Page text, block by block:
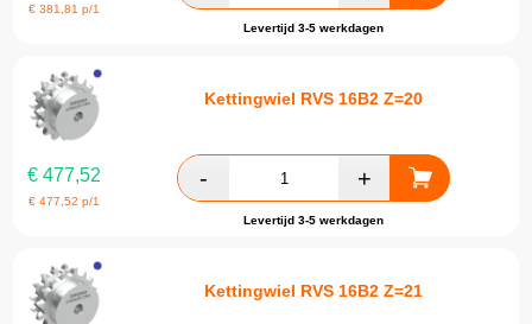
€381,81 p/1
Levertijd 3-5 werkdagen
Kettingwiel RVS 16B2 Z=20
€ 477,52
€477,52 p/1
Levertijd 3-5 werkdagen
Kettingwiel RVS 16B2 Z=21